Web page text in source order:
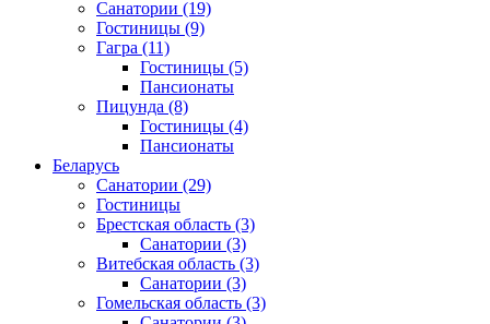
Санатории (19)
Гостиницы (9)
Гагра (11)
Гостиницы (5)
Пансионаты
Пицунда (8)
Гостиницы (4)
Пансионаты
Беларусь
Санатории (29)
Гостиницы
Брестская область (3)
Санатории (3)
Витебская область (3)
Санатории (3)
Гомельская область (3)